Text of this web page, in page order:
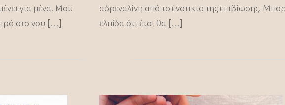
για μένα. Μου
στο νου […]
αδρεναλίνη από το ένστικτο της επιβίωσης.
ελπίδα ότι έτσι θα […]